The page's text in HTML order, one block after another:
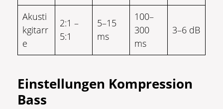
Akusti
kgitarr
e
2:1 –
5:1
5–15
ms
100–
300
ms
3–6 dB
Einstellungen Kompression
Bass